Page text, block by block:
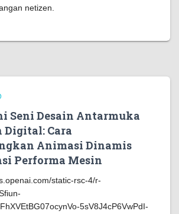
netizen.
Seni Desain Antarmuka
Digital: Cara
Animasi Dinamis
Performa Mesin